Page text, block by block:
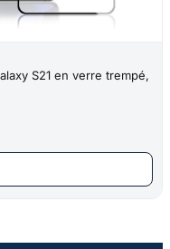
S21 en verre trempé,